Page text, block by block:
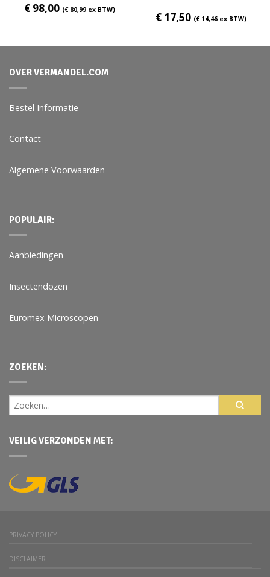
€98,00 (€80,99ex BTW)
€17,50 (€14,46ex BTW)
OVER VERMANDEL.COM
Bestel Informatie
Contact
Algemene Voorwaarden
POPULAIR:
Aanbiedingen
Insectendozen
Euromex Microscopen
ZOEKEN:
VEILIG VERZONDEN MET:
PRIVACY POLICY
DISCLAIMER